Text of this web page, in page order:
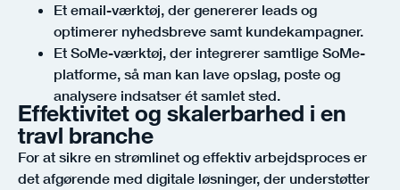
Et email-værktøj, der genererer leads og
optimerer nyhedsbreve samt kundekampagner.
Et SoMe-værktøj, der integrerer samtlige SoMe-
platforme, så man kan lave opslag, poste og
analysere indsatser ét samlet sted.
Effektivitet og skalerbarhed i en
travl branche
For at sikre en strømlinet og effektiv arbejdsproces er
det afgørende med digitale løsninger, der understøtter